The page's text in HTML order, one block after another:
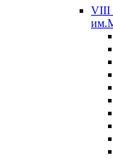
VIII